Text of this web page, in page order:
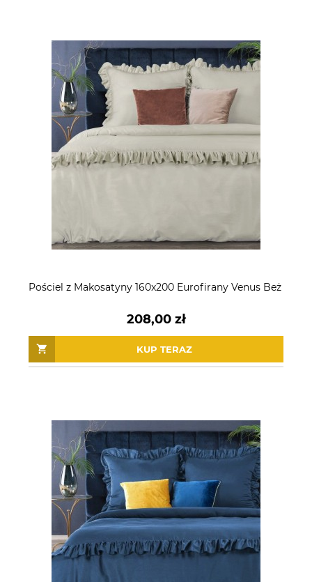
Pościel z Makosatyny 160x200 Eurofirany Venus Beż
208,00 zł
KUP TERAZ